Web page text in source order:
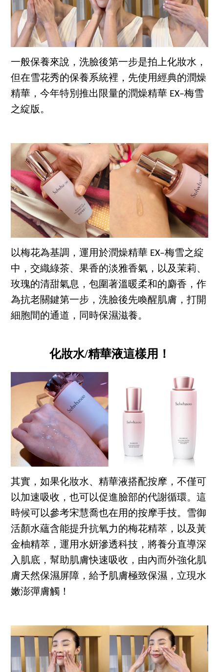
一般保養來說，洗臉後第一步是拍上化妝水，
但在雪花秀的保養系統裡，先使用經典的潤燥
精華，今年特別推出限量的潤燥精華 EX–梅雪
之綻版。
以梅花為基調，運用於潤燥精華 EX–梅雪之綻
中，交織綠茶、果香的淡雅香氣，以及茉莉、
玫瑰的清甜氣息，包圍著溫暖柔和的麝香，作
為抗老關鍵第一步，洗臉後先喚醒肌膚，打開
細胞間的通道，同時保濕滋養。
化妝水/精華液這樣用！
其實，如果化妝水、精華液搭配按摩，不僅可
以加速吸收，也可以促進臉部的代謝循環。這
時候可以參考宋慧喬也在用的按摩手技。雪御
活顏水蘊含能提升抗氧力的梅花精萃，以及黃
金柚精萃，運用水妍滲透科技，將養分直導深
入肌底，幫助肌膚快速吸收，由內而外強化肌
膚天然保濕屏障，給予肌膚極致保濕，立現水
嫩澎彈膚觸！